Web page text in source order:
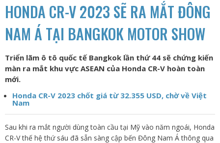
HONDA CR-V 2023 SẼ RA MẮT ĐÔNG
NAM Á TẠI BANGKOK MOTOR SHOW
Triển lãm ô tô quốc tế Bangkok lần thứ 44 sẽ chứng kiến
màn ra mắt khu vực ASEAN của Honda CR-V hoàn toàn
mới.
Honda CR-V 2023 chốt giá từ 32.355 USD, chờ về Việt
Nam
Sau khi ra mắt người dùng toàn cầu tại Mỹ vào năm ngoái, Honda
CR-V thế hệ thứ sáu đã sẵn sàng cập bến Đông Nam Á thông qua